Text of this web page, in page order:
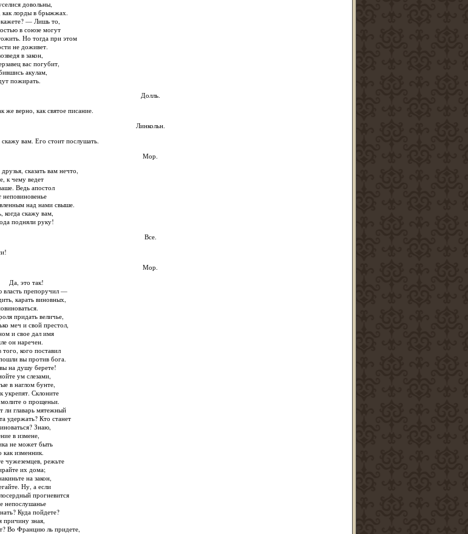
довольны,
лорды в брыжжах.
— Лишь то,
в союзе могут
Но тогда при этом
не доживет.
в закон,
вас погубит,
акулам,
пожирать.
Долль.
же верно, как святое писание.
Линкольн.
вам. Его стоит послушать.
Мор.
сказать вам нечто,
к чему ведет
Ведь апостол
неповиновенье
над нами свыше.
когда скажу вам,
подняли руку!
Все.
Мор.
так!
власть препоручил —
карать виновных,
придать величье,
меч и свой престол,
и свое дал имя
он наречен.
того, кого поставил
вы против бога.
на душу берете!
ум слезами,
в наглом бунте,
укрепят. Склоните
о прощеньи.
ли главарь мятежный
удержать? Кто станет
Знаю,
в измене,
не может быть
как изменник.
чужеземцев, режьте
их дома;
на закон,
Ну, а если
прогневится
непослушанье
Куда пойдете?
причину зная,
Во Францию ль придете,